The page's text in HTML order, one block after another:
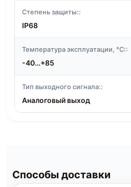
Степень защиты::
IP68
Температура эксплуатации, °C::
-40…+85
Тип выходного сигнала::
Аналоговый выход
Способы доставки